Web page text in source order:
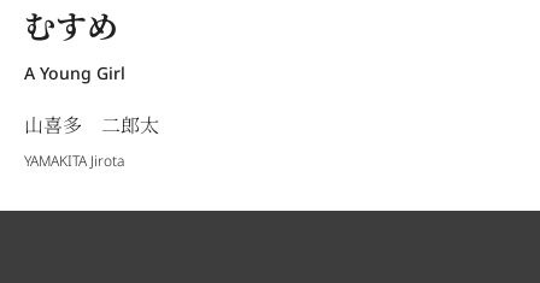
むすめ
A Young Girl
山喜多 二郎太
YAMAKITA Jirota